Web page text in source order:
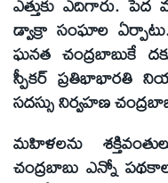
డ్వాక్రా సంఘాల
ఘనత చంద్రబాబుకే
స్పీకర్ ప్రతిభాభారతి
సదస్సు నిర్వహణ
మహిళలను
చంద్రబాబు ఎన్నో